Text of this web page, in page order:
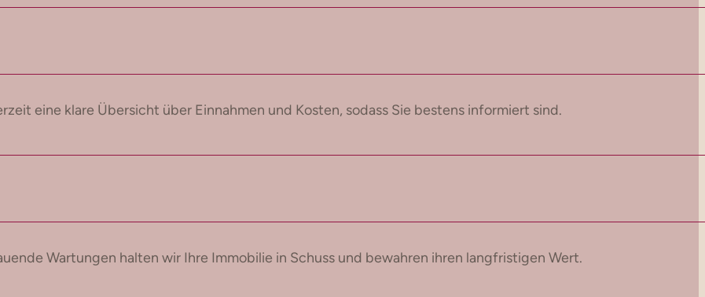
eine klare Übersicht über Einnahmen und Kosten, sodass Sie bestens informiert sind.
Wartungen halten wir Ihre Immobilie in Schuss und bewahren ihren langfristigen Wert.